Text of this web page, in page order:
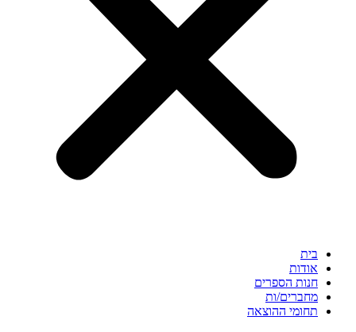
בית
אודות
חנות הספרים
מחברים/ות
תחומי ההוצאה